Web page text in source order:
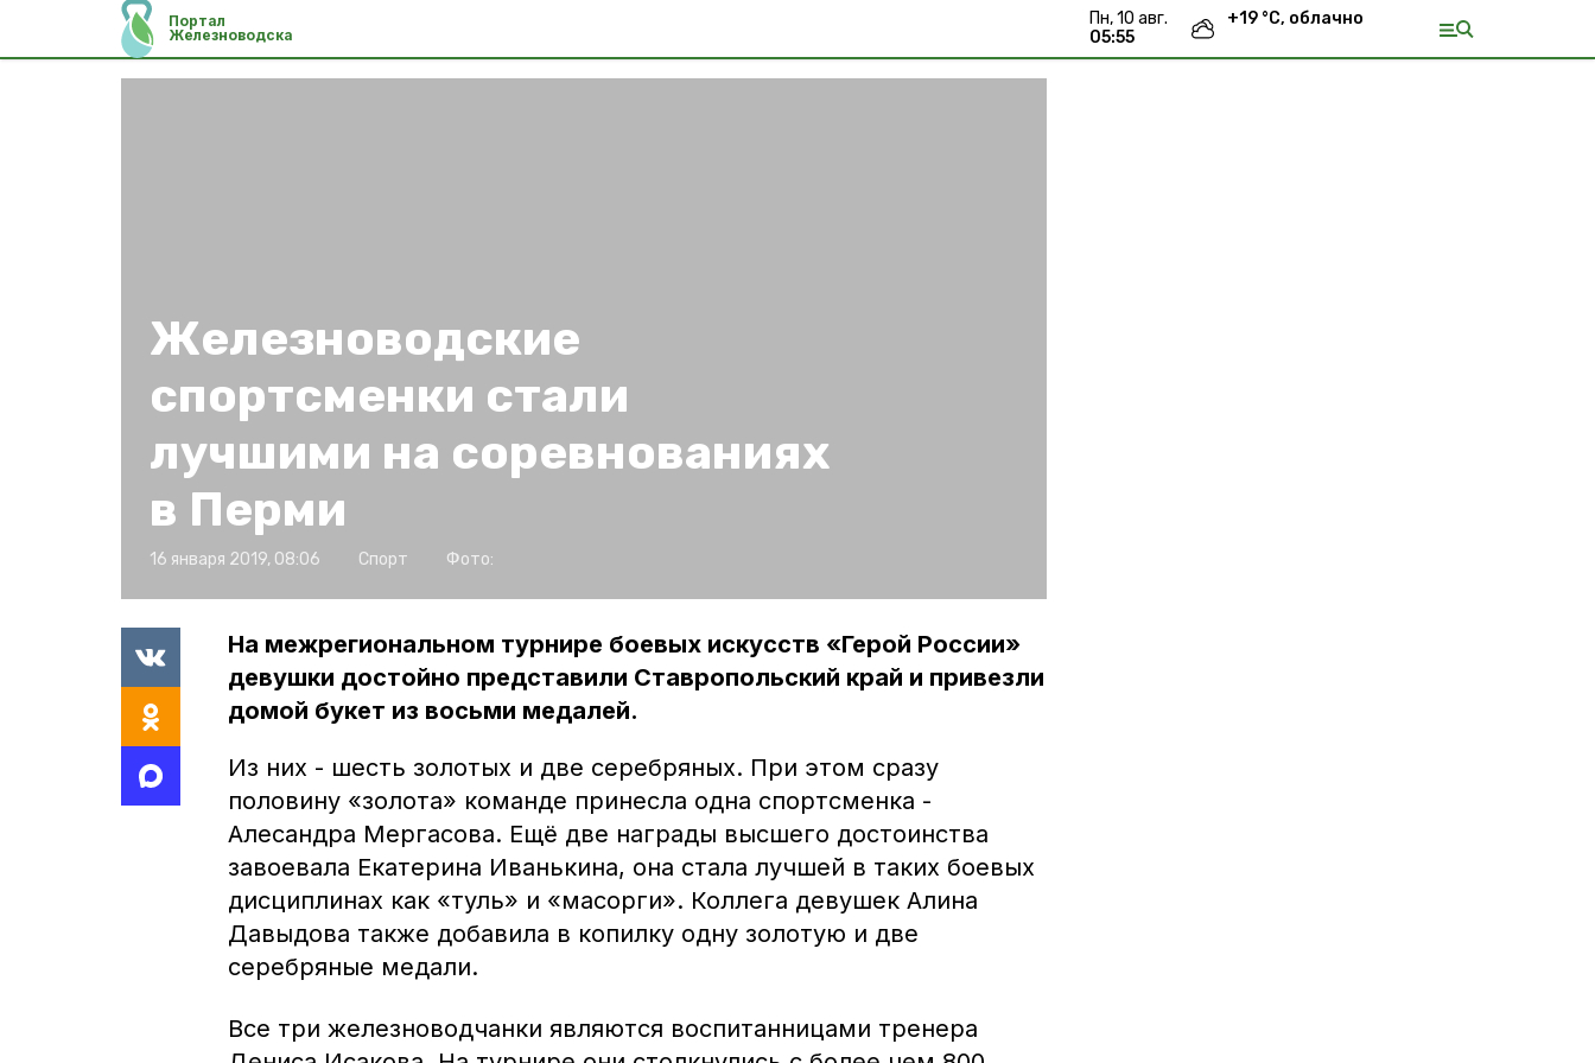
Портал
Железноводска
пн, 10 авг.
05:55
+19 °С, облачно
Железноводские
спортсменки стали
лучшими на соревнованиях
в Перми
16 января 2019, 08:06 Спорт Фото:
На межрегиональном турнире боевых искусств «Герой России»
девушки достойно представили Ставропольский край и привезли
домой букет из восьми медалей.
Из них - шесть золотых и две серебряных. При этом сразу
половину «золота» команде принесла одна спортсменка -
Алесандра Мергасова. Ещё две награды высшего достоинства
завоевала Екатерина Иванькина, она стала лучшей в таких боевых
дисциплинах как «туль» и «масорги». Коллега девушек Алина
Давыдова также добавила в копилку одну золотую и две
серебряные медали.
Все три железноводчанки являются воспитанницами тренера